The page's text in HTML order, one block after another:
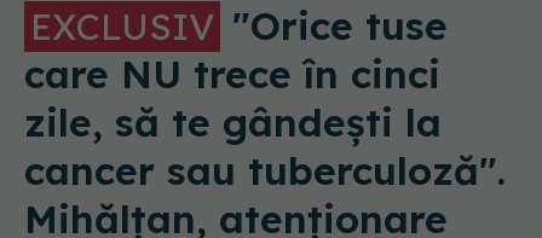
EXCLUSIV "Orice tuse
care NU trece în cinci
zile, să te gândești la
cancer sau tuberculoză".
Mihălțan, atenționare